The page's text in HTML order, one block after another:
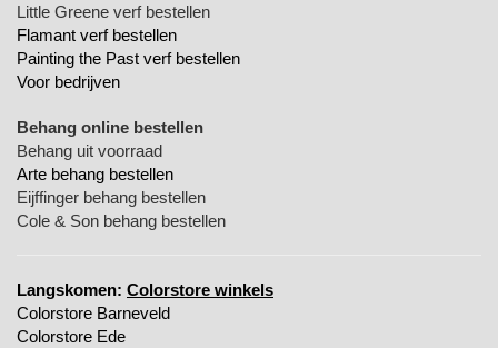
Little Greene verf bestellen
Flamant verf bestellen
Painting the Past verf bestellen
Voor bedrijven
Behang online bestellen
Behang uit voorraad
Arte behang bestellen
Eijffinger behang bestellen
Cole & Son behang bestellen
Langskomen: Colorstore winkels
Colorstore Barneveld
Colorstore Ede